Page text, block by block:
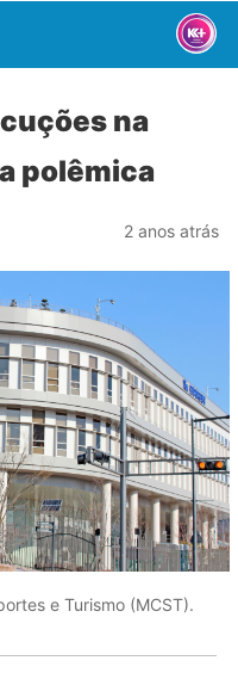
na
polêmica
2 anos atrás
e Turismo (MCST).